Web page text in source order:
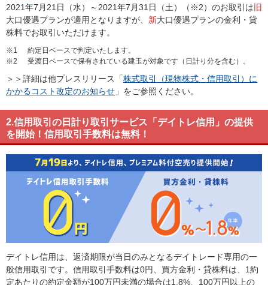
2021年7月21日（水）～2021年7月31日（土）（※2）のお取引は旧
大口優遇プランが適用となりますが、 新大口優遇プランの金利・貸
株料でお取引いただけます。
※1
約定日ベースで判定いたします。
※2
受渡日ベースで保有されている建玉が対象です（日計り分を含む）。
＞＞詳細は他プレスリリース「株式取引（現物株式・信用取引）に
かかるコスト改定のお知らせ 」をご参照ください。
2.信用取引の日計り取引サービス「デイトレ信用」の提供
を開始！信用取引手数料は無料！
デイトレ信用は、返済期限が当日のみとなるデイトレード専用の一
般信用取引です。信用取引手数料は0円、買方金利・貸株料は、1約
定あたりの約定金額が100万円未満の場合は1.8%、100万円以上の